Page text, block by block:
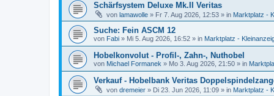
Schärfsystem Deluxe Mk.II Veritas
von lamawolle » Fr 7. Aug 2026, 12:53 » in Marktplatz -
Suche: Fein ASCM 12
von Fabi » Mi 5. Aug 2026, 16:52 » in Marktplatz -
Hobelkonvolut - Profil-, Zahn-, Nuthobel
von Michael Formanek » Mo 3. Aug 2026, 21:50 » in
Verkauf - Hobelbank Veritas
von dremeier » Di 23. Jun 2026, 11:09 » in Marktplatz -